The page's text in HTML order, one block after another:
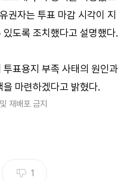
권자는 투표 마감 시각이 지
도록 조치했다고 설명했다.
표용지 부족 사태의 원인과
마련하겠다고 밝혔다.
재배포 금지
1